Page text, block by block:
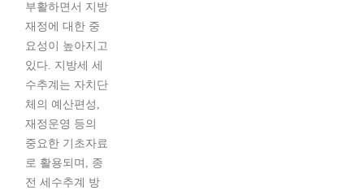
부활하면서 지방
재정에 대한 중
요성이 높아지고
있다. 지방세 세
수추계는 자치단
체의 예산편성,
재정운영 등의
중요한 기초자료
로 활용되며, 종
전 세수추계 방